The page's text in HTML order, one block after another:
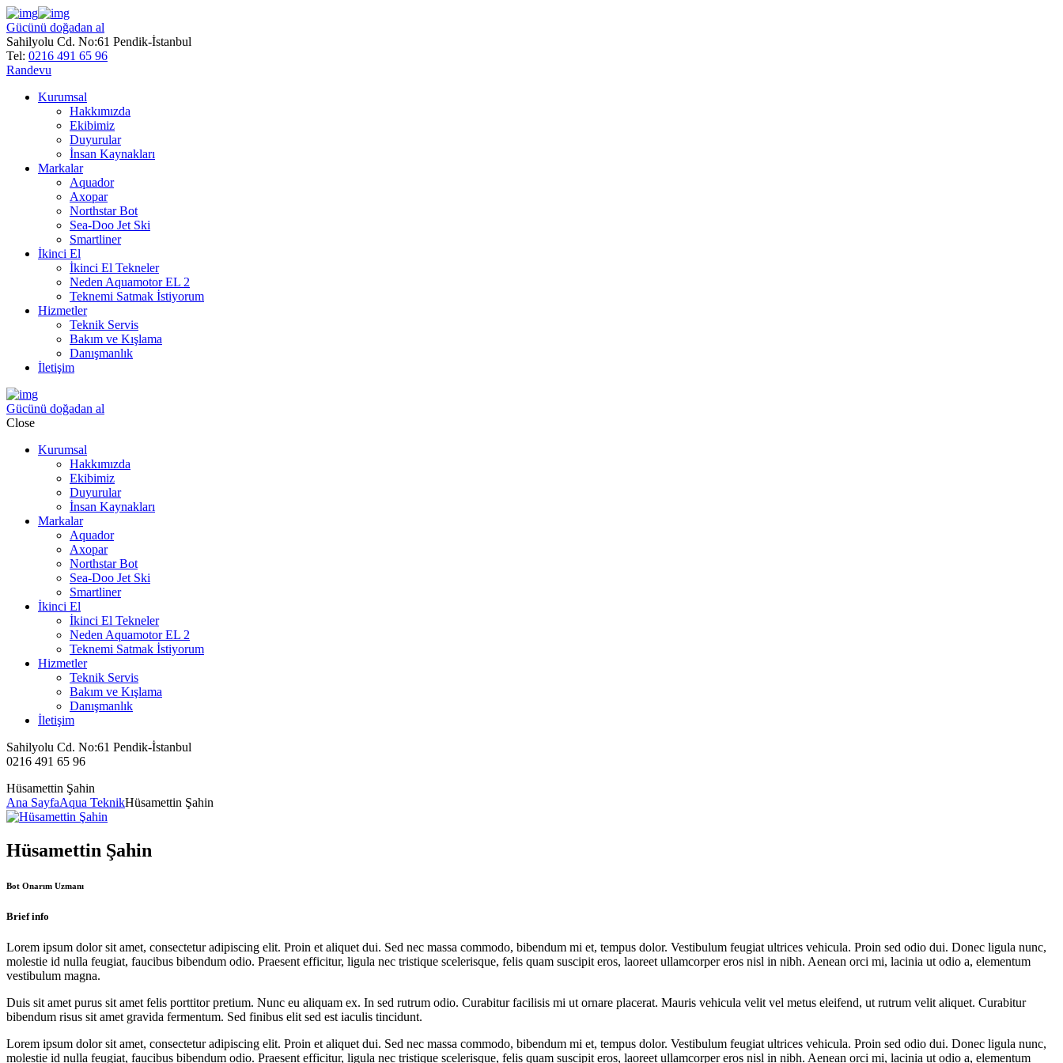
Gücünü doğadan al
Sahilyolu Cd. No:61 Pendik-İstanbul
Tel: 0216 491 65 96
Randevu
Kurumsal
Hakkımızda
Ekibimiz
Duyurular
İnsan Kaynakları
Markalar
Aquador
Axopar
Northstar Bot
Sea-Doo Jet Ski
Smartliner
İkinci El
İkinci El Tekneler
Neden Aquamotor EL 2
Teknemi Satmak İstiyorum
Hizmetler
Teknik Servis
Bakım ve Kışlama
Danışmanlık
İletişim
Gücünü doğadan al
Close
Kurumsal
Hakkımızda
Ekibimiz
Duyurular
İnsan Kaynakları
Markalar
Aquador
Axopar
Northstar Bot
Sea-Doo Jet Ski
Smartliner
İkinci El
İkinci El Tekneler
Neden Aquamotor EL 2
Teknemi Satmak İstiyorum
Hizmetler
Teknik Servis
Bakım ve Kışlama
Danışmanlık
İletişim
Sahilyolu Cd. No:61 Pendik-İstanbul
0216 491 65 96
Hüsamettin Şahin
Ana SayfaAqua TeknikHüsamettin Şahin
Hüsamettin Şahin
Bot Onarım Uzmanı
Brief info
Lorem ipsum dolor sit amet, consectetur adipiscing elit. Proin et aliquet dui. Sed nec massa commodo, bibendum mi et, tempus dolor. Vestibulum feugiat ultrices vehicula. Proin sed odio dui. Donec ligula nunc,
molestie id nulla feugiat, faucibus bibendum odio. Praesent efficitur, ligula nec tristique scelerisque, felis quam suscipit eros, laoreet ullamcorper eros nisl in nibh. Aenean orci mi, lacinia ut odio a, elementum
vestibulum magna.
Duis sit amet purus sit amet felis porttitor pretium. Nunc eu aliquam ex. In sed rutrum odio. Curabitur facilisis mi ut ornare placerat. Mauris vehicula velit vel metus eleifend, ut rutrum velit aliquet. Curabitur
bibendum risus sit amet gravida fermentum. Sed finibus elit sed est iaculis tincidunt.
Lorem ipsum dolor sit amet, consectetur adipiscing elit. Proin et aliquet dui. Sed nec massa commodo, bibendum mi et, tempus dolor. Vestibulum feugiat ultrices vehicula. Proin sed odio dui. Donec ligula nunc,
molestie id nulla feugiat, faucibus bibendum odio. Praesent efficitur, ligula nec tristique scelerisque, felis quam suscipit eros, laoreet ullamcorper eros nisl in nibh. Aenean orci mi, lacinia ut odio a, elementum